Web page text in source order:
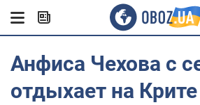
Анфиса Чехова с
отдыхает на